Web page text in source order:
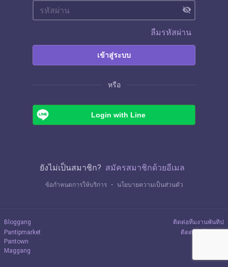
visibility_off
ลืมรหัสผ่าน
เข้าสู่ระบบ
หรือ
Login with Line
ยังไม่เป็นสมาชิก? สมัครสมาชิกด้วยอีเมล
ข้อกำหนดการให้บริการ ・ นโยบายความเป็นส่วนตัว
Bloggang
Pantipmarket
Pantown
Maggang
ติดต่อทีมงานพันทิป
ติดต่อลงโฆษณา